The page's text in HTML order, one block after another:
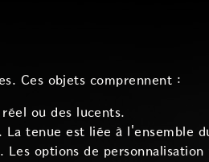
Ces objets comprennent :
réel ou des lucents.
La tenue est liée à l'ensemble
options de personnalisation